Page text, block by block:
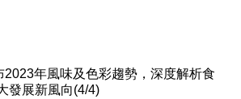
2023年風味及色彩趨勢，深度解析食
發展新風向(4/4)